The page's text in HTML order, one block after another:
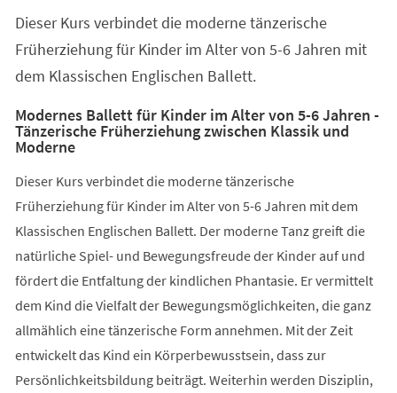
Dieser Kurs verbindet die moderne tänzerische
Früherziehung für Kinder im Alter von 5-6 Jahren mit
dem Klassischen Englischen Ballett.
Modernes Ballett für Kinder im Alter von 5-6 Jahren -
Tänzerische Früherziehung zwischen Klassik und
Moderne
Dieser Kurs verbindet die moderne tänzerische
Früherziehung für Kinder im Alter von 5-6 Jahren mit dem
Klassischen Englischen Ballett. Der moderne Tanz greift die
natürliche Spiel- und Bewegungsfreude der Kinder auf und
fördert die Entfaltung der kindlichen Phantasie. Er vermittelt
dem Kind die Vielfalt der Bewegungsmöglichkeiten, die ganz
allmählich eine tänzerische Form annehmen. Mit der Zeit
entwickelt das Kind ein Körperbewusstsein, dass zur
Persönlichkeitsbildung beiträgt. Weiterhin werden Disziplin,